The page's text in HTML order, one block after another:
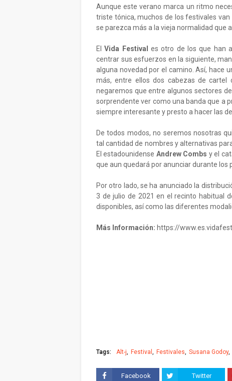
Aunque este verano marca un ritmo
triste tónica, muchos de los festivales
se parezca más a la vieja normalidad que
ElVida Festival
es otro de los que han
centrar sus esfuerzos en la siguiente,
alguna novedad por el camino. Así, hace
más, entre ellos dos cabezas de cartel
negaremos que entre algunos sectores
sorprendente ver como una banda que a
siempre interesante y presto a hacer las
De todos modos, no seremos nosotras
tal cantidad de nombres y alternativas
El estadounidense Andrew Combs y el
que aun quedará por anunciar durante los
Por otro lado, se ha anunciado la
3 de julio de 2021 en el recinto habitual
disponibles, así como las diferentes
Más Información: https://
Tags: Alt-j Festival Festivales Susana Godoy
Facebook Twitter